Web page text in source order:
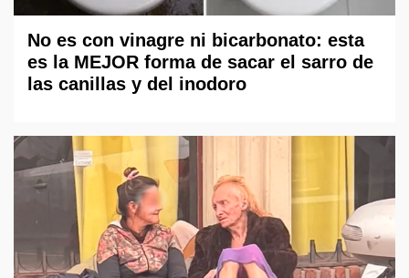
No es con vinagre ni bicarbonato: esta
es la MEJOR forma de sacar el sarro de
las canillas y del inodoro